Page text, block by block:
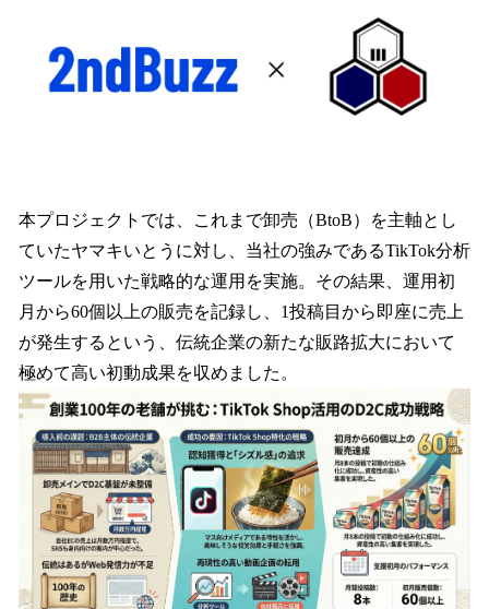
本プロジェクトでは、これまで卸売（BtoB）を主軸とし
ていたヤマキいとうに対し、当社の強みであるTikTok分析
ツールを用いた戦略的な運用を実施。その結果、運用初
月から60個以上の販売を記録し、1投稿目から即座に売上
が発生するという、伝統企業の新たな販路拡大において
極めて高い初動成果を収めました。